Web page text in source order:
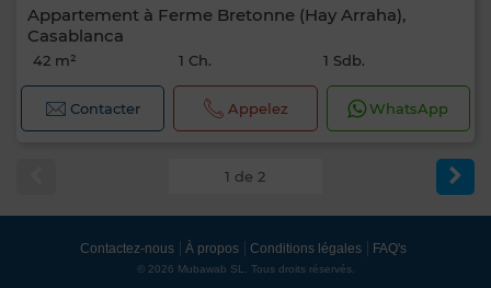
Appartement à Ferme Bretonne (Hay Arraha),
Casablanca
42 m² 1 Ch. 1 Sdb.
Contacter Appelez WhatsApp
1 de 2
Contactez-nous À propos Conditions légales FAQ's
© 2026 Mubawab SL. Tous droits réservés.